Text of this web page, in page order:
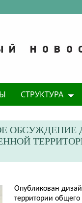
СТРУКТУРА
Опубликован
территории